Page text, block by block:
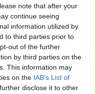
note that after your
continue seeing
information utilized by
to third parties prior to
out of the further
by third parties on the
This information may
on the IAB’s List of
disclose it to other
και
η συμφωνία